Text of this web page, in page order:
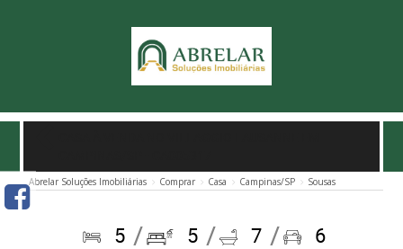
Abrelar Soluções Imobiliárias Comprar Casa Campinas/SP Sousas
5 5 7 6